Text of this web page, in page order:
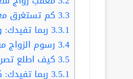
3.3 كم تستغرق
3.3.1 ربما
3.4 رسوم الزواج
3.5 كيف اطلع
3.5.1 ربما